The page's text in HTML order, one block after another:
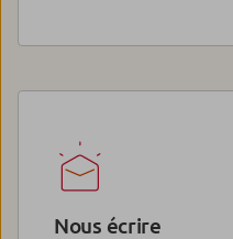
Nous écrire